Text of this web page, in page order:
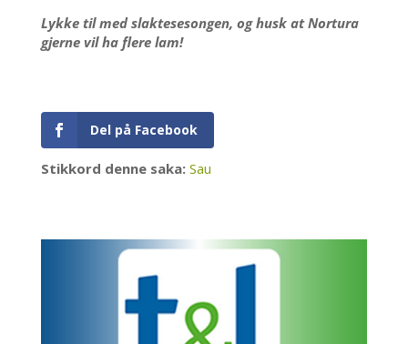
Lykke til med slaktesesongen, og husk at Nortura
gjerne vil ha flere lam!
Del på Facebook
Stikkord denne saka: Sau